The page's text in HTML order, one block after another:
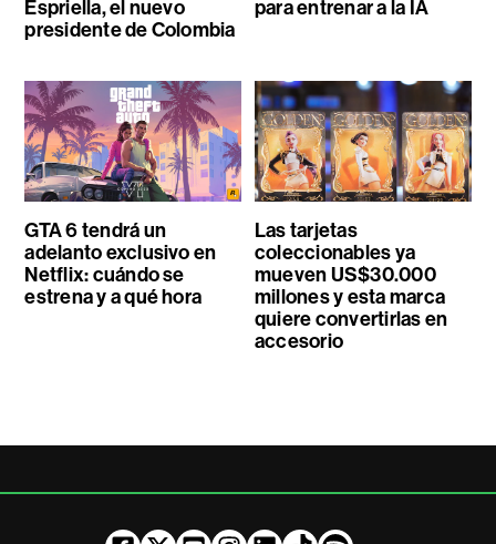
Espriella, el nuevo
presidente de Colombia
para entrenar a la IA
GTA 6 tendrá un
adelanto exclusivo en
Netflix: cuándo se
estrena y a qué hora
Las tarjetas
coleccionables ya
mueven US$30.000
millones y esta marca
quiere convertirlas en
accesorio